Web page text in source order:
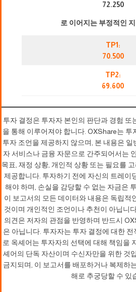
72.250
로 이어지는 부정적인
TP1:
70.500
TP2:
69.600
투자 결정은 투자자 본인의 판단과 경험 또
을 통해 이루어져야 합니다. OXShare는
투자 조언을 제공하지 않으며, 본 내용은
자 서비스나 금융 자문으로 간주되어서는
목표, 재정 상황, 개인적 상황 또는 필요를
제공합니다. 투자하기 전에 자신의 트레이
해야 하며, 손실을 감당할 수 없는 자금은
이 보고서의 모든 데이터와 내용은 독립적
것이며 개인적인 조언이나 추천이 아닙니
의견은 저자의 관점을 반영하며 반드시
은 아닙니다. 투자자는 투자 결정에 대한
로 옥셰어는 투자자의 선택에 대해 책임을
셰어의 단독 자산이며 수신자만을 위한 것
금지되며, 이 보고서를 배포하거나 복제하
해로 추궁당할 수 있